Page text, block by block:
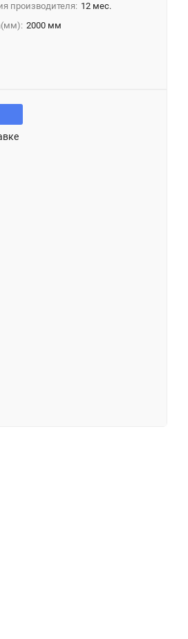
производителя: 12 мес.
2000 мм